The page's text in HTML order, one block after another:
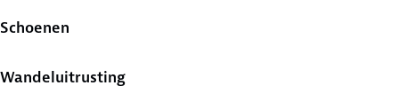
Schoenen
Wandeluitrusting